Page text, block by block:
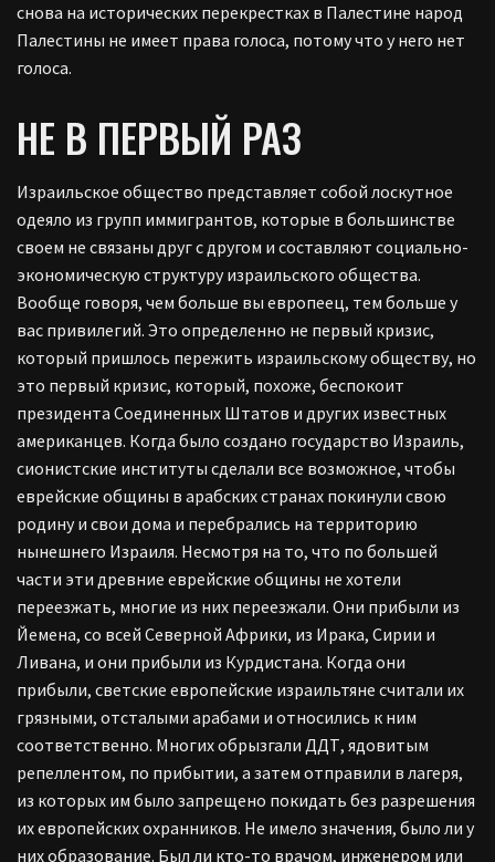
снова на исторических перекрестках в Палестине народ
Палестины не имеет права голоса, потому что у него нет
голоса.
НЕ В ПЕРВЫЙ РАЗ
Израильское общество представляет собой лоскутное
одеяло из групп иммигрантов, которые в большинстве
своем не связаны друг с другом и составляют социально-
экономическую структуру израильского общества.
Вообще говоря, чем больше вы европеец, тем больше у
вас привилегий. Это определенно не первый кризис,
который пришлось пережить израильскому обществу, но
это первый кризис, который, похоже, беспокоит
президента Соединенных Штатов и других известных
американцев. Когда было создано государство Израиль,
сионистские институты сделали все возможное, чтобы
еврейские общины в арабских странах покинули свою
родину и свои дома и перебрались на территорию
нынешнего Израиля. Несмотря на то, что по большей
части эти древние еврейские общины не хотели
переезжать, многие из них переезжали. Они прибыли из
Йемена, со всей Северной Африки, из Ирака, Сирии и
Ливана, и они прибыли из Курдистана. Когда они
прибыли, светские европейские израильтяне считали их
грязными, отсталыми арабами и относились к ним
соответственно. Многих обрызгали ДДТ, ядовитым
репеллентом, по прибытии, а затем отправили в лагеря,
из которых им было запрещено покидать без разрешения
их европейских охранников. Не имело значения, было ли у
них образование. Был ли кто-то врачом, инженером или